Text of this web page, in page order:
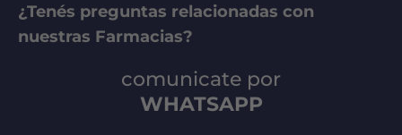
¿Tenés preguntas relacionadas con
nuestras Farmacias?
comunicate por
WHATSAPP